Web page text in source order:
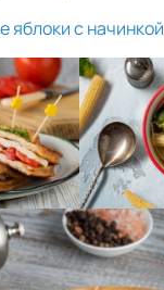
яблоки с начинкой